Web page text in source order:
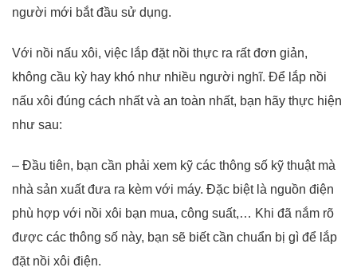
người mới bắt đầu sử dụng.
Với nồi nấu xôi, việc lắp đặt nồi thực ra rất đơn giản,
không cầu kỳ hay khó như nhiều người nghĩ. Để lắp nồi
nấu xôi đúng cách nhất và an toàn nhất, bạn hãy thực hiện
như sau:
– Đầu tiên, bạn cần phải xem kỹ các thông số kỹ thuật mà
nhà sản xuất đưa ra kèm với máy. Đặc biệt là nguồn điện
phù hợp với nồi xôi bạn mua, công suất,… Khi đã nắm rõ
được các thông số này, bạn sẽ biết cần chuẩn bị gì để lắp
đặt nồi xôi điện.